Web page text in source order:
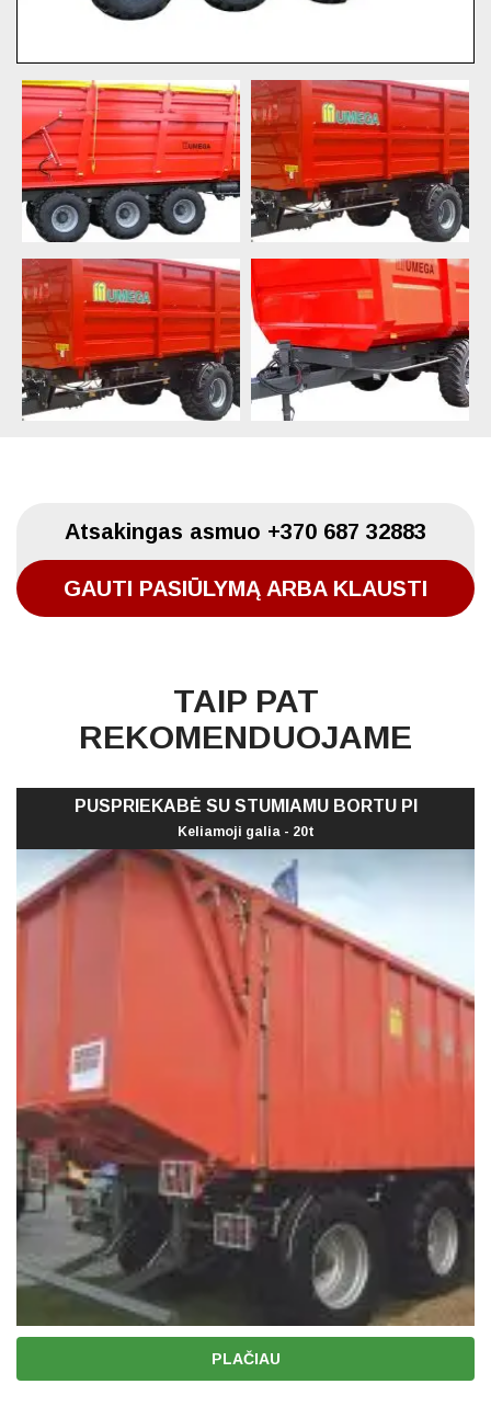
Atsakingas asmuo +370 687 32883
GAUTI PASIŪLYMĄ ARBA KLAUSTI
TAIP PAT
REKOMENDUOJAME
PUSPRIEKABĖ SU STUMIAMU BORTU PI
Keliamoji galia - 20t
PLAČIAU